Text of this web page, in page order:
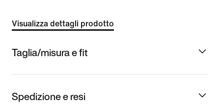
Visualizza dettagli prodotto
Taglia/misura e fit
Spedizione e resi